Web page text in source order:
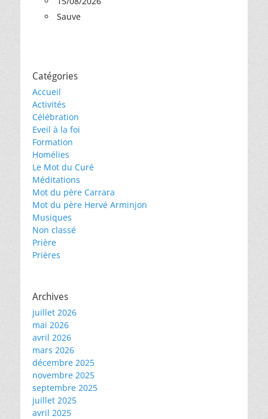
Sauve
Catégories
Accueil
Activités
Célébration
Eveil à la foi
Formation
Homélies
Le Mot du Curé
Méditations
Mot du père Carrara
Mot du père Hervé Arminjon
Musiques
Non classé
Prière
Prières
Archives
juillet 2026
mai 2026
avril 2026
mars 2026
décembre 2025
novembre 2025
septembre 2025
juillet 2025
avril 2025